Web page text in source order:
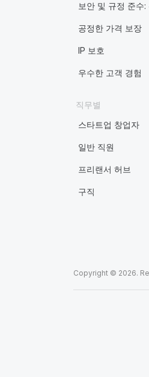
보안 및 규정 준수:
공정한 가격 보장
IP 보호
우수한 고객 경험
직무별
스타트업 창업자
일반 직원
프리랜서 허브
구직
Copyright © 2026.